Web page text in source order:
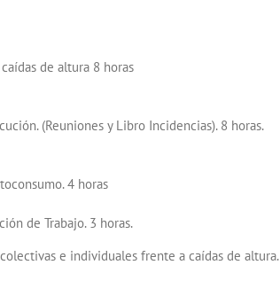
de altura 8 horas
(Reuniones y Libro Incidencias). 8 horas.
4 horas
de Trabajo. 3 horas.
e individuales frente a caídas de altura.